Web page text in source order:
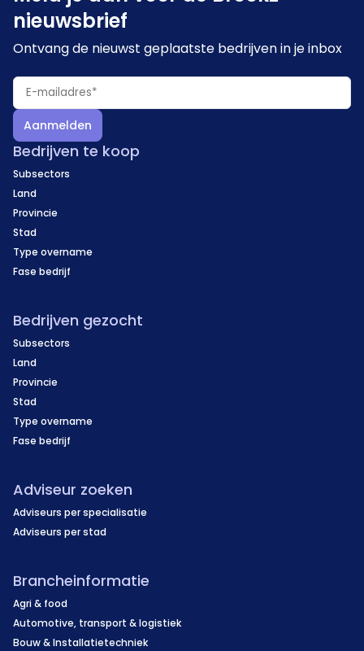
nieuwsbrief
Ontvang de nieuwst geplaatste bedrijven in je inbox
Aanmelden
Bedrijven te koop
Subsectors
Land
Provincie
Stad
Type overname
Fase bedrijf
Bedrijven gezocht
Subsectors
Land
Provincie
Stad
Type overname
Fase bedrijf
Adviseur zoeken
Adviseurs per specialisatie
Adviseurs per stad
Brancheinformatie
Agri & food
Automotive, transport & logistiek
Bouw & Installatietechniek